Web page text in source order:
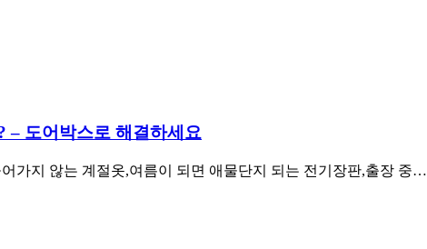
– 도어박스로 해결하세요
가지 않는 계절옷,여름이 되면 애물단지 되는 전기장판,출장 중…